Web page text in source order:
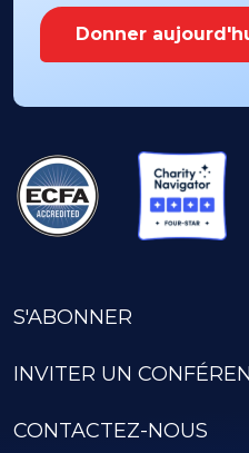
Donner
S'ABONNER
INVITER UN
CONTACTEZ-NOUS